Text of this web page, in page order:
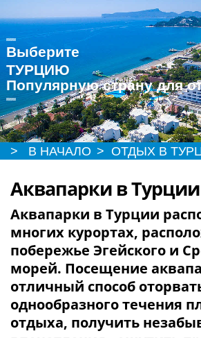
Выберите
ТУРЦИЮ
Популярную страну для
> В НАЧАЛО > ОТДЫХ В
Аквапарки в Турции
Аквапарки в Турции
многих курортах,
побережье Эгейского и
морей. Посещение
отличный способ
однообразного течения
отдыха, получить